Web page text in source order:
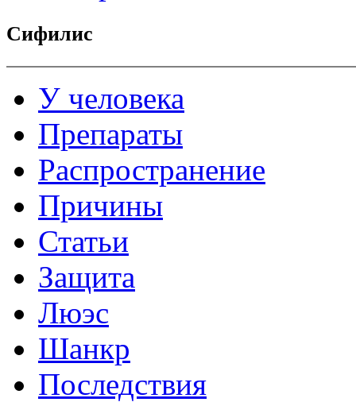
Сифилис
У человека
Препараты
Распространение
Причины
Статьи
Защита
Люэс
Шанкр
Последствия